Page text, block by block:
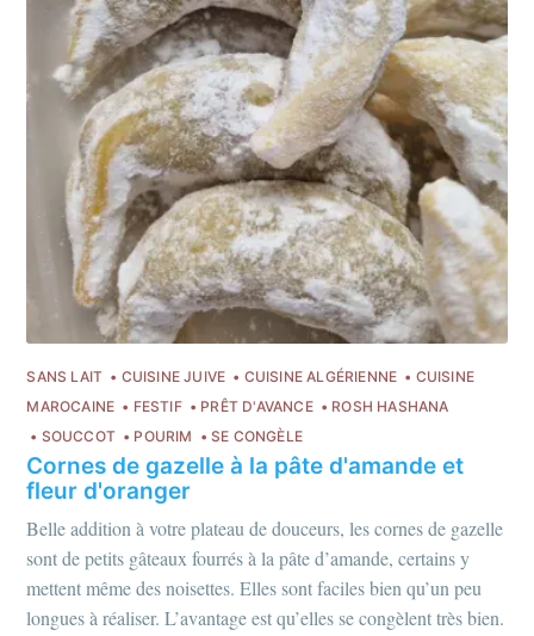
SANS LAIT CUISINE JUIVE CUISINE ALGÉRIENNE
CUISINE
MAROCAINE
FESTIF PRÊT D'AVANCE
ROSH HASHANA
SOUCCOT
POURIM SE CONGÈLE
Cornes de gazelle à la pâte d'amande et
fleur d'oranger
Belle addition à votre plateau de douceurs, les cornes de gazelle
sont de petits gâteaux fourrés à la pâte d’amande, certains y
mettent même des noisettes. Elles sont faciles bien qu’un peu
longues à réaliser. L’avantage est qu’elles se congèlent très bien.